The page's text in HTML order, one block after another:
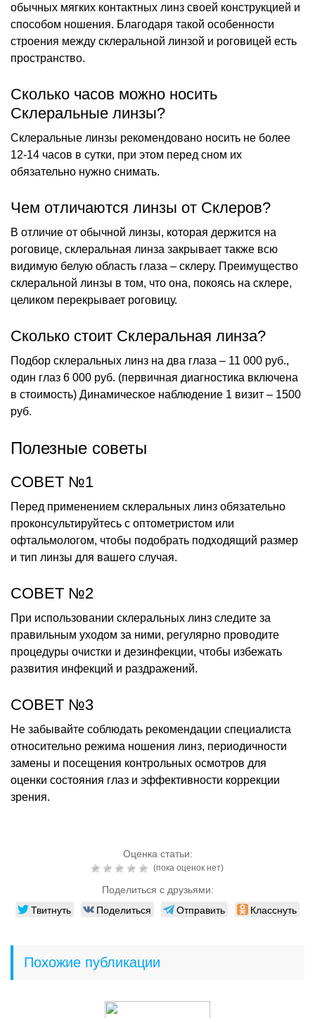
обычных мягких контактных линз своей конструкцией и
способом ношения. Благодаря такой особенности
строения между склеральной линзой и роговицей есть
пространство.
Сколько часов можно носить
Склеральные линзы?
Склеральные линзы рекомендовано носить не более
12-14 часов в сутки, при этом перед сном их
обязательно нужно снимать.
Чем отличаются линзы от Склеров?
В отличие от обычной линзы, которая держится на
роговице, склеральная линза закрывает также всю
видимую белую область глаза – склеру. Преимущество
склеральной линзы в том, что она, покоясь на склере,
целиком перекрывает роговицу.
Сколько стоит Склеральная линза?
Подбор склеральных линз на два глаза – 11 000 руб.,
один глаз 6 000 руб. (первичная диагностика включена
в стоимость) Динамическое наблюдение 1 визит – 1500
руб.
Полезные советы
СОВЕТ №1
Перед применением склеральных линз обязательно
проконсультируйтесь с оптометристом или
офтальмологом, чтобы подобрать подходящий размер
и тип линзы для вашего случая.
СОВЕТ №2
При использовании склеральных линз следите за
правильным уходом за ними, регулярно проводите
процедуры очистки и дезинфекции, чтобы избежать
развития инфекций и раздражений.
СОВЕТ №3
Не забывайте соблюдать рекомендации специалиста
относительно режима ношения линз, периодичности
замены и посещения контрольных осмотров для
оценки состояния глаз и эффективности коррекции
зрения.
Оценка статьи:
(пока оценок нет)
Поделиться с друзьями:
Твитнуть Поделиться Отправить Класснуть
Похожие публикации